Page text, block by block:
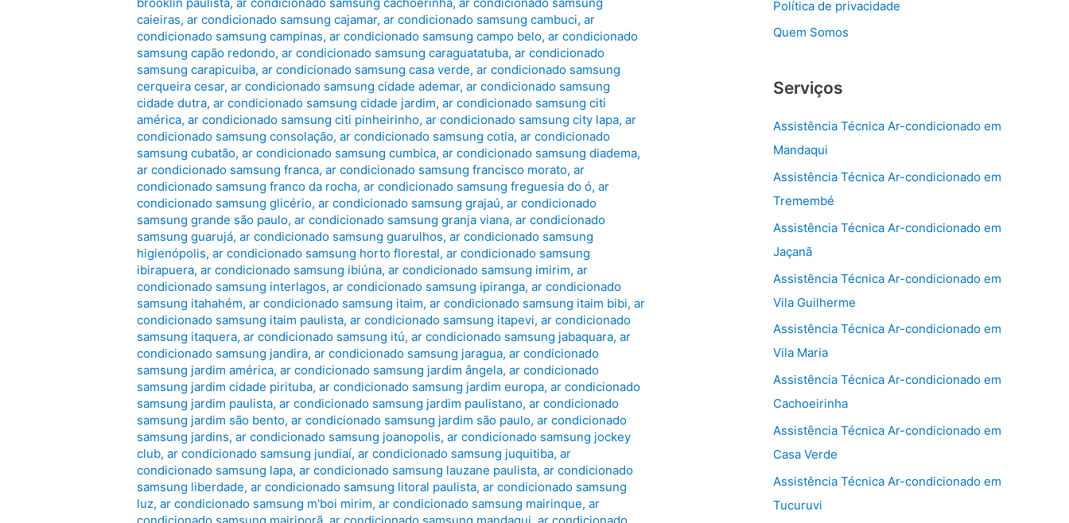
caieiras,ar condicionado samsung cajamar,ar condicionado samsung cambuci,ar
condicionado samsung campinas,ar condicionado samsung campo belo,ar condicionado
samsung capão redondo,ar condicionado samsung caraguatatuba,ar condicionado
samsung carapicuiba,ar condicionado samsung casa verde,ar condicionado samsung
cerqueira cesar,ar condicionado samsung cidade ademar,ar condicionado samsung
cidade dutra,ar condicionado samsung cidade jardim,ar condicionado samsung citi
américa,ar condicionado samsung citi pinheirinho,ar condicionado samsung city lapa,ar
condicionado samsung consolação,ar condicionado samsung cotia,ar condicionado
samsung cubatão,ar condicionado samsung cumbica,ar condicionado samsung diadema,
ar condicionado samsung franca,ar condicionado samsung francisco morato,ar
condicionado samsung franco da rocha,ar condicionado samsung freguesia do ó,ar
condicionado samsung glicério,ar condicionado samsung grajaú,ar condicionado
samsung grande são paulo,ar condicionado samsung granja viana,ar condicionado
samsung guarujá,ar condicionado samsung guarulhos,ar condicionado samsung
higienópolis,ar condicionado samsung horto florestal,ar condicionado samsung
ibirapuera,ar condicionado samsung ibiúna,ar condicionado samsung imirim,ar
condicionado samsung interlagos,ar condicionado samsung ipiranga,ar condicionado
samsung itahahém,ar condicionado samsung itaim,ar condicionado samsung itaim bibi,ar
condicionado samsung itaim paulista,ar condicionado samsung itapevi,ar condicionado
samsung itaquera,ar condicionado samsung itú,ar condicionado samsung jabaquara,ar
condicionado samsung jandira,ar condicionado samsung jaragua,ar condicionado
samsung jardim américa,ar condicionado samsung jardim ângela,ar condicionado
samsung jardim cidade pirituba,ar condicionado samsung jardim europa,ar condicionado
samsung jardim paulista,ar condicionado samsung jardim paulistano,ar condicionado
samsung jardim são bento,ar condicionado samsung jardim são paulo,ar condicionado
samsung jardins,ar condicionado samsung joanopolis,ar condicionado samsung jockey
club,ar condicionado samsung jundiaí,ar condicionado samsung juquitiba,ar
condicionado samsung lapa,ar condicionado samsung lauzane paulista,ar condicionado
samsung liberdade,ar condicionado samsung litoral paulista,ar condicionado samsung
luz,ar condicionado samsung m'boi mirim,ar condicionado samsung mairinque,ar
Política de privacidade
Quem Somos
Serviços
Assistência Técnica Ar-condicionado em
Mandaqui
Assistência Técnica Ar-condicionado em
Tremembé
Assistência Técnica Ar-condicionado em
Jaçanã
Assistência Técnica Ar-condicionado em
Vila Guilherme
Assistência Técnica Ar-condicionado em
Vila Maria
Assistência Técnica Ar-condicionado em
Cachoeirinha
Assistência Técnica Ar-condicionado em
Casa Verde
Assistência Técnica Ar-condicionado em
Tucuruvi